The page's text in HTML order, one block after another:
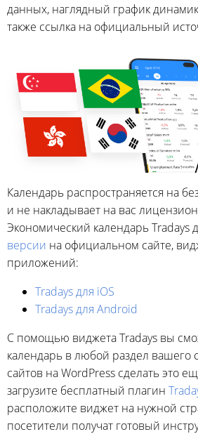
данных, наглядный график
также ссылка на официальный
Календарь распространяется на
и не накладывает на вас
Экономический календарь Tradays
версии на официальном сайте,
приложений:
Tradays для iOS
Tradays для Android
С помощью виджета Tradays вы
календарь в любой раздел вашего
сайтов на WordPress сделать это
загрузите бесплатный плагин
расположите виджет на нужной
посетители получат готовый